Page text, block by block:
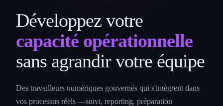
Développez votre
capacité opérationnelle
sans agrandir votre équipe
Des travailleurs numériques gouvernés qui s'intègrent dans
vos processus réels —suivi, reporting, préparation